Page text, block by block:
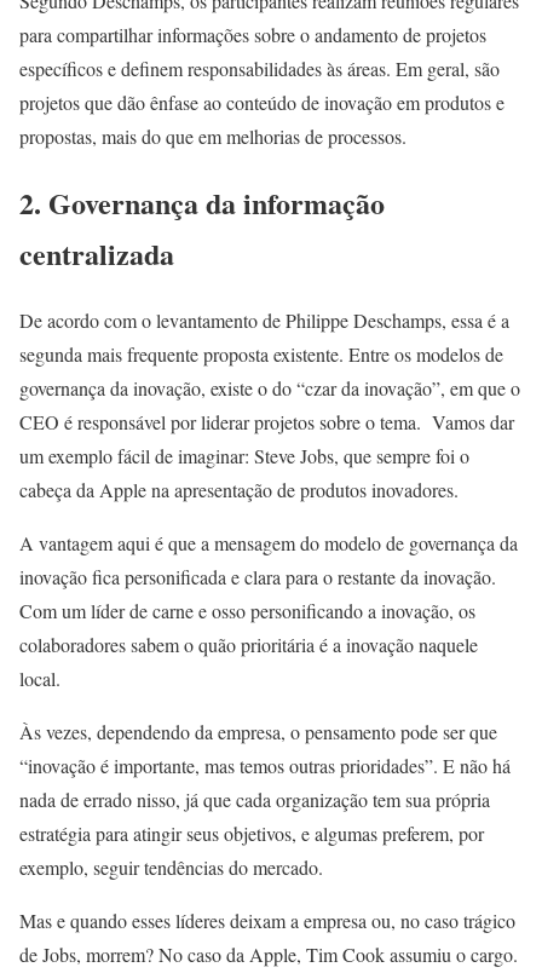
para compartilhar informações sobre o andamento de projetos
específicos e definem responsabilidades às áreas. Em geral, são
projetos que dão ênfase ao conteúdo de inovação em produtos e
propostas, mais do que em melhorias de processos.
2. Governança da informação
centralizada
De acordo com o levantamento de Philippe Deschamps, essa é a
segunda mais frequente proposta existente. Entre os modelos de
governança da inovação, existe o do “czar da inovação”, em que o
CEO é responsável por liderar projetos sobre o tema. Vamos dar
um exemplo fácil de imaginar: Steve Jobs, que sempre foi o
cabeça da Apple na apresentação de produtos inovadores.
A vantagem aqui é que a mensagem do modelo de governança da
inovação fica personificada e clara para o restante da inovação.
Com um líder de carne e osso personificando a inovação, os
colaboradores sabem o quão prioritária é a inovação naquele
local.
Às vezes, dependendo da empresa, o pensamento pode ser que
“inovação é importante, mas temos outras prioridades”. E não há
nada de errado nisso, já que cada organização tem sua própria
estratégia para atingir seus objetivos, e algumas preferem, por
exemplo, seguir tendências do mercado.
Mas e quando esses líderes deixam a empresa ou, no caso trágico
de Jobs, morrem? No caso da Apple, Tim Cook assumiu o cargo.